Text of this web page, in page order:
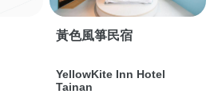
黃色風箏民宿
YellowKite Inn Hotel
Tainan